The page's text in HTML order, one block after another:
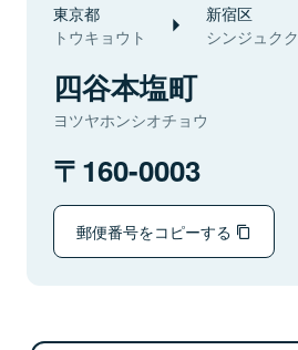
東京都
トウキョウト
新宿区
シンジュクク
四谷本塩町
ヨツヤホンシオチョウ
160-0003
郵便番号をコピーする